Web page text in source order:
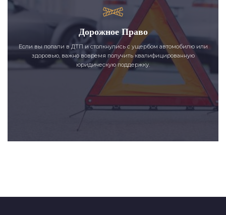
Дорожное Право
Если вы попали в ДТП и столкнулись с ущербом автомобилю или
здоровью, важно вовремя получить квалифицированную
юридическую поддержку.